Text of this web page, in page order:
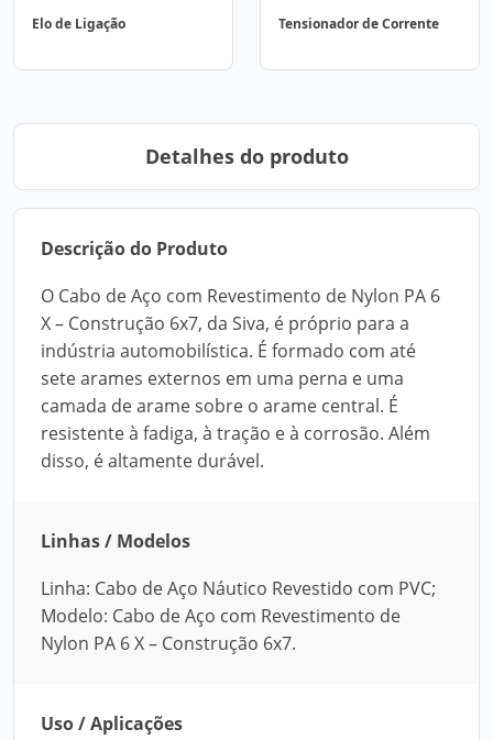
Elo de Ligação Tensionador de Corrente
Detalhes do produto
Descrição do Produto
O Cabo de Aço com Revestimento de Nylon PA 6
X – Construção 6x7, da Siva, é próprio para a
indústria automobilística. É formado com até
sete arames externos em uma perna e uma
camada de arame sobre o arame central. É
resistente à fadiga, à tração e à corrosão. Além
disso, é altamente durável.
Linhas / Modelos
Linha: Cabo de Aço Náutico Revestido com PVC;
Modelo: Cabo de Aço com Revestimento de
Nylon PA 6 X – Construção 6x7.
Uso / Aplicações